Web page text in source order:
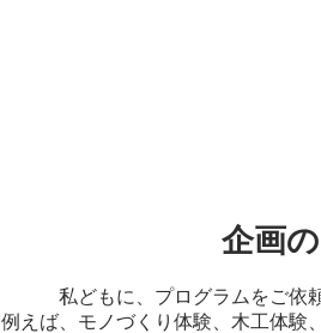
企画
私どもに、プログラムをご依
例えば、モノづくり体験、木工体験